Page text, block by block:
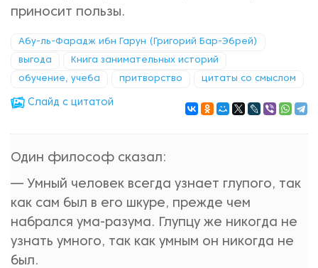
приносит пользы.
Абу-ль-Фарадж ибн Гарун (Григорий Бар-Эбрей)
выгода Книга занимательных историй
обучение, учеба притворство цитаты со смыслом
Cлайд с цитатой
Один философ сказал:
— Умный человек всегда узнает глупого, так
как сам был в его шкуре, прежде чем
набрался ума-разума. Глупцу же никогда не
узнать умного, так как умным он никогда не
был.